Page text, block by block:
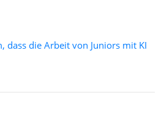
dass die Arbeit von Juniors mit KI